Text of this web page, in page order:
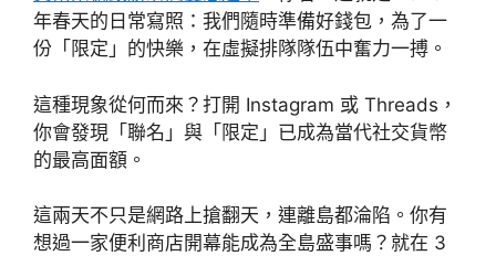
年春天的日常寫照：我們隨時準備好錢包，為了一
份「限定」的快樂，在虛擬排隊隊伍中奮力一搏。
這種現象從何而來？打開 Instagram 或 Threads，
你會發現「聯名」與「限定」已成為當代社交貨幣
的最高面額。
這兩天不只是網路上搶翻天，連離島都淪陷。你有
想過一家便利商店開幕能成為全島盛事嗎？就在 3